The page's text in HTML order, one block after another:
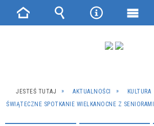
JESTEŚ TUTAJ AKTUALNOŚCI
KULTURA
ŚWIĄTECZNE SPOTKANIE WIELKANOCNE Z SENIORAMI
Strona Wyszukiwarka
NarzędziaMenu